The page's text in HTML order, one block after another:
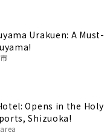
Urakuen: A Must-
Opens in the Holy
Shizuoka!